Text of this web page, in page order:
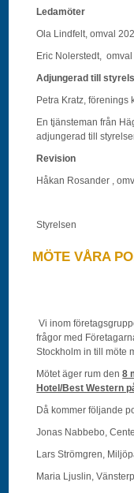
Ledamöter
Ola Lindfelt, omval
Eric Nolerstedt,
Adjungerad till
Petra Kratz, förenings
En tjänsteman från
adjungerad till
Revision
Håkan Rosander ,
Styrelsen
MÖTE VÅRA
Vi inom
frågor med
Stockholm in till möte
Mötet äger rum den8
Hotel/Best Western
Då kommer följande
Jonas Nabbebo,
Lars Strömgren,
Maria Ljuslin,